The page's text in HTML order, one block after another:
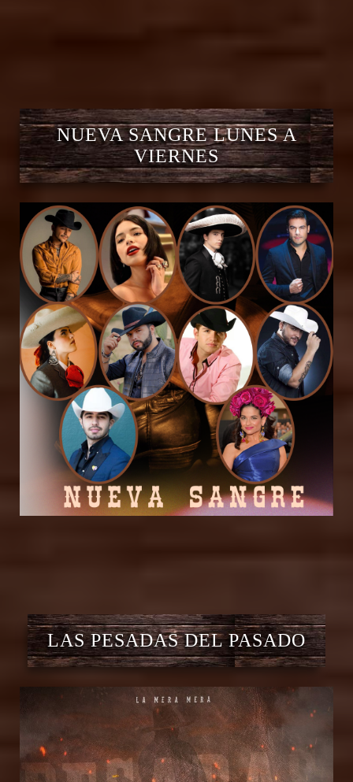
NUEVA SANGRE LUNES A
VIERNES
LAS PESADAS DEL PASADO